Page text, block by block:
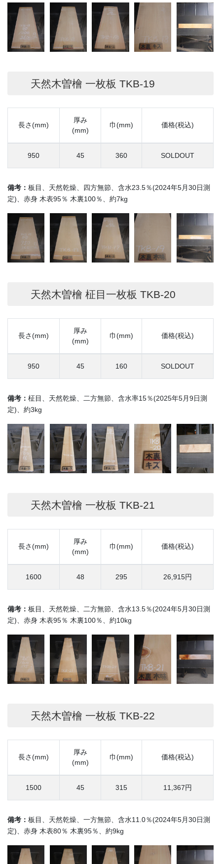
天然木曽檜 一枚板 TKB-19
長さ(mm)
厚み
(mm)
巾(mm) 価格(税込)
950 45 360 SOLDOUT
備考： 板目、天然乾燥、四方無節、含水23.5％(2024年5月30日測
定)、赤身 木表95％ 木裏100％、約7kg
天然木曽檜 柾目一枚板 TKB-20
長さ(mm)
厚み
(mm)
巾(mm) 価格(税込)
950 45 160 SOLDOUT
備考： 柾目、天然乾燥、二方無節、含水率15％(2025年5月9日測
定)、約3kg
天然木曽檜 一枚板 TKB-21
長さ(mm)
厚み
(mm)
巾(mm) 価格(税込)
1600 48 295 26,915円
備考： 板目、天然乾燥、二方無節、含水13.5％(2024年5月30日測
定)、赤身 木表95％ 木裏100％、約10kg
天然木曽檜 一枚板 TKB-22
長さ(mm)
厚み
(mm)
巾(mm) 価格(税込)
1500 45 315 11,367円
備考： 板目、天然乾燥、一方無節、含水11.0％(2024年5月30日測
定)、赤身 木表80％ 木裏95％、約9kg